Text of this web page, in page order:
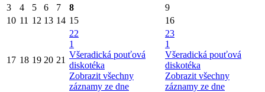
3
4 5 6 7 8
9
10 11 12 13 14 15 16
17 18 19 20 21
22
1
Všeradická pouťová
diskotéka
Zobrazit všechny
záznamy ze dne
23
1
Všeradická pouťová
diskotéka
Zobrazit všechny
záznamy ze dne